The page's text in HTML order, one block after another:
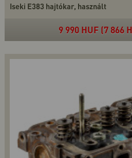
Iseki E383 hajtókar, használt
9 990 HUF (7 866